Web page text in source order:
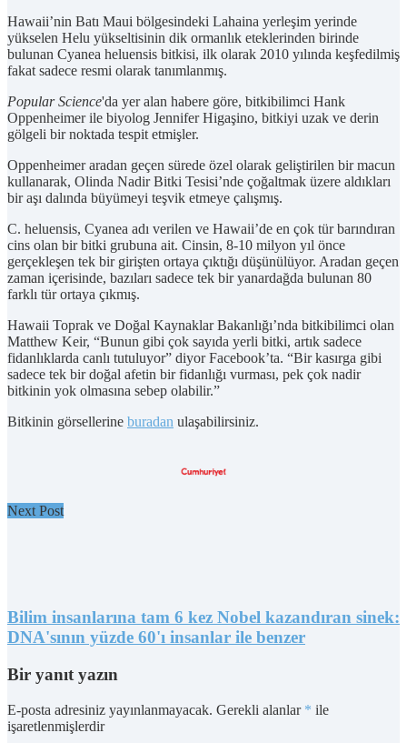
Hawaii’nin Batı Maui bölgesindeki Lahaina yerleşim yerinde
yükselen Helu yükseltisinin dik ormanlık eteklerinden birinde
bulunan Cyanea heluensis bitkisi, ilk olarak 2010 yılında keşfedilmiş
fakat sadece resmi olarak tanımlanmış.
Popular Science'da yer alan habere göre, bitkibilimci Hank
Oppenheimer ile biyolog Jennifer Higaşino, bitkiyi uzak ve derin
gölgeli bir noktada tespit etmişler.
Oppenheimer aradan geçen sürede özel olarak geliştirilen bir macun
kullanarak, Olinda Nadir Bitki Tesisi’nde çoğaltmak üzere aldıkları
bir aşı dalında büyümeyi teşvik etmeye çalışmış.
C. heluensis, Cyanea adı verilen ve Hawaii’de en çok tür barındıran
cins olan bir bitki grubuna ait. Cinsin, 8-10 milyon yıl önce
gerçekleşen tek bir girişten ortaya çıktığı düşünülüyor. Aradan geçen
zaman içerisinde, bazıları sadece tek bir yanardağda bulunan 80
farklı tür ortaya çıkmış.
Hawaii Toprak ve Doğal Kaynaklar Bakanlığı’nda bitkibilimci olan
Matthew Keir, “Bunun gibi çok sayıda yerli bitki, artık sadece
fidanlıklarda canlı tutuluyor” diyor Facebook’ta. “Bir kasırga gibi
sadece tek bir doğal afetin bir fidanlığı vurması, pek çok nadir
bitkinin yok olmasına sebep olabilir.”
Bitkinin görsellerine buradan ulaşabilirsiniz.
Next Post
Bilim insanlarına tam 6 kez Nobel kazandıran sinek:
DNA'sının yüzde 60'ı insanlar ile benzer
Bir yanıt yazın
E-posta adresiniz yayınlanmayacak. Gerekli alanlar * ile
işaretlenmişlerdir